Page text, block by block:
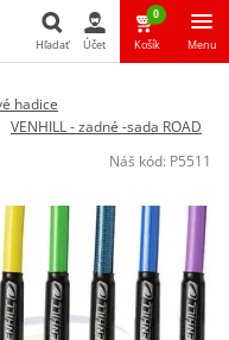
Hľadať Účet
0
Košík Menu
hadice
VENHILL - zadné -sada ROAD
Náš kód: P5511